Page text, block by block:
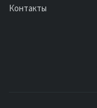
Контакты